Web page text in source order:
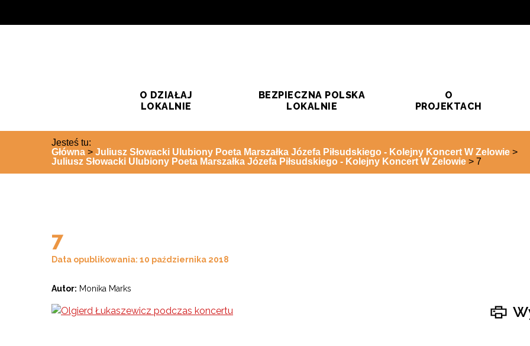
O DZIAŁAJ
LOKALNIE
BEZPIECZNA POLSKA
LOKALNIE
O
PROJEKTACH
Jesteś tu:
Główna > Juliusz Słowacki Ulubiony Poeta Marszałka Józefa Piłsudskiego - Kolejny Koncert W Zelowie >
Juliusz Słowacki Ulubiony Poeta Marszałka Józefa Piłsudskiego - Kolejny Koncert W Zelowie > 7
7
Data opublikowania: 10 października 2018
Autor: Monika Marks